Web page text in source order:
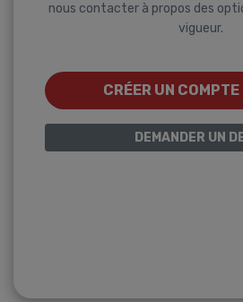
nous contacter à propos des
vigueur.
CRÉER UN
DEMANDER UN